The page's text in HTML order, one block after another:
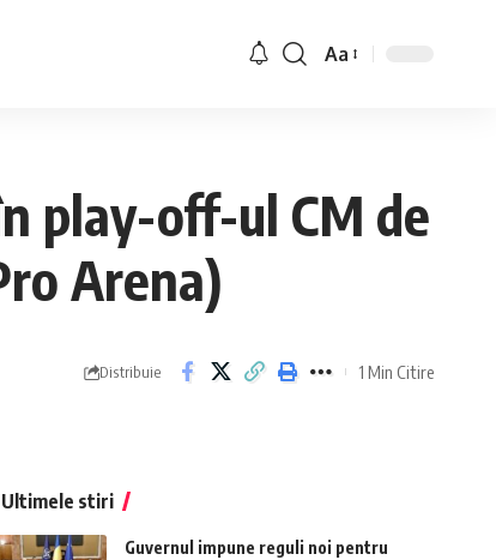
Aa
play-off-ul CM de
Arena)
Distribuie 1 Min Citire
Ultimele stiri
Guvernul impune reguli noi pentru